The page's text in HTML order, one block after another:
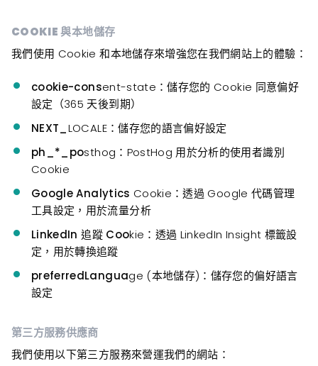
COOKIE 與本地儲存
我們使用 Cookie 和本地儲存來增強您在我們網站上的體驗：
cookie-consent-state：儲存您的 Cookie 同意偏好
設定（365 天後到期）
NEXT_ LOCALE：儲存您的語言偏好設定
ph_*_posthog：PostHog 用於分析的使用者識別
Cookie
Google Analytics Cookie：透過 Google 代碼管理
工具設定，用於流量分析
LinkedIn 追蹤 Cookie：透過 LinkedIn Insight 標籤設
定，用於轉換追蹤
preferredLanguage (本地儲存)：儲存您的偏好語言
設定
第三方服務供應商
我們使用以下第三方服務來營運我們的網站：